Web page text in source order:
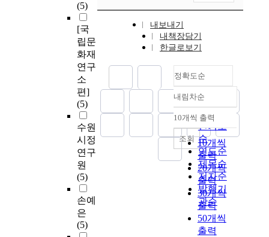
(5)
[국
립문
화재
연구
소
편]
(5)
수원
시정
연구
원
(5)
손예
은
(5)
내보내기
내책장담기
한글로보기
정확도순
정확도
순
인기도
순
연도순
제목순
저자순
발행기
관순
내림차순
내림차순
10개씩 출력
10개씩
출력
20개씩
출력
30개씩
출력
50개씩
출력
조회